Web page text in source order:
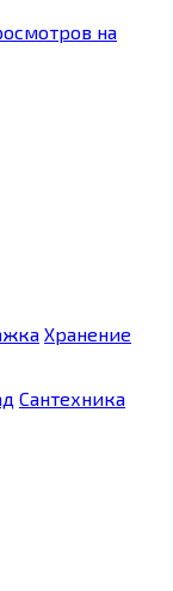
на
Хранение
Сантехника